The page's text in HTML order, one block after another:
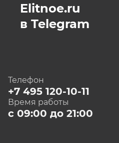
Elitnoe.ru
в Telegram
Телефон
+7 495 120-10-11
Время работы
с 09:00 до 21:00